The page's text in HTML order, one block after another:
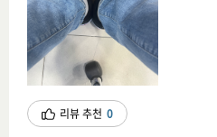
리뷰 추천 0